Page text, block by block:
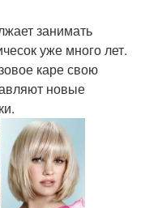
занимать
уже много лет.
каре свою
новые